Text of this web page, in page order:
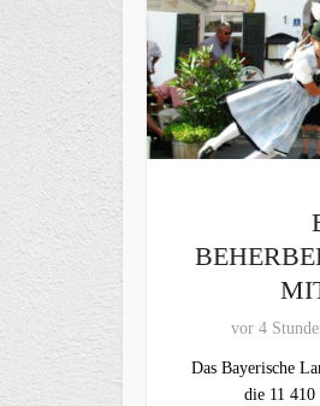
vor 4
Das Bayerische
die 11